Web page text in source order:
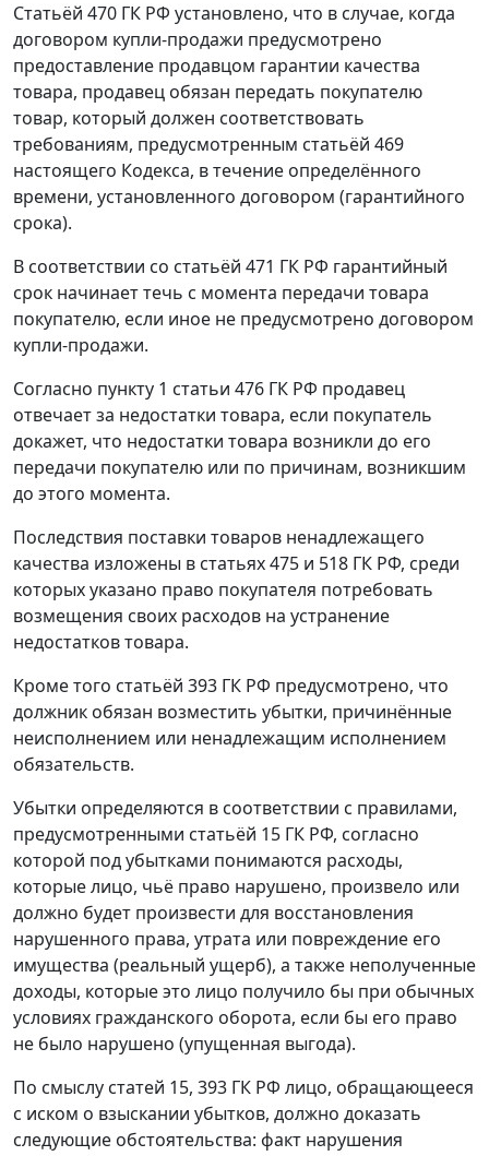
Статьёй 470 ГК РФ установлено, что в случае, когда
договором купли-продажи предусмотрено
предоставление продавцом гарантии качества
товара, продавец обязан передать покупателю
товар, который должен соответствовать
требованиям, предусмотренным статьёй 469
настоящего Кодекса, в течение определённого
времени, установленного договором (гарантийного
срока).
В соответствии со статьёй 471 ГК РФ гарантийный
срок начинает течь с момента передачи товара
покупателю, если иное не предусмотрено договором
купли-продажи.
Согласно пункту 1 статьи 476 ГК РФ продавец
отвечает за недостатки товара, если покупатель
докажет, что недостатки товара возникли до его
передачи покупателю или по причинам, возникшим
до этого момента.
Последствия поставки товаров ненадлежащего
качества изложены в статьях 475 и 518 ГК РФ, среди
которых указано право покупателя потребовать
возмещения своих расходов на устранение
недостатков товара.
Кроме того статьёй 393 ГК РФ предусмотрено, что
должник обязан возместить убытки, причинённые
неисполнением или ненадлежащим исполнением
обязательств.
Убытки определяются в соответствии с правилами,
предусмотренными статьёй 15 ГК РФ, согласно
которой под убытками понимаются расходы,
которые лицо, чьё право нарушено, произвело или
должно будет произвести для восстановления
нарушенного права, утрата или повреждение его
имущества (реальный ущерб), а также неполученные
доходы, которые это лицо получило бы при обычных
условиях гражданского оборота, если бы его право
не было нарушено (упущенная выгода).
По смыслу статей 15, 393 ГК РФ лицо, обращающееся
с иском о взыскании убытков, должно доказать
следующие обстоятельства: факт нарушения